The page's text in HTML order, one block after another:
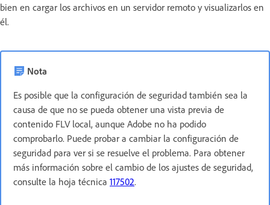
bien en cargar los archivos en un servidor remoto y visualizarlos en
él.
Nota
Es posible que la configuración de seguridad también sea la
causa de que no se pueda obtener una vista previa de
contenido FLV local, aunque Adobe no ha podido
comprobarlo. Puede probar a cambiar la configuración de
seguridad para ver si se resuelve el problema. Para obtener
más información sobre el cambio de los ajustes de seguridad,
consulte la hoja técnica 117502.